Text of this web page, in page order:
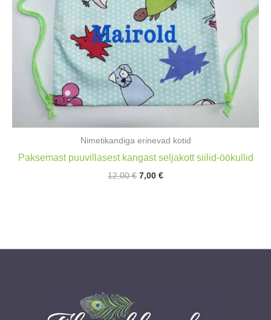
Nimetikandiga erinevad kotid
Paksemast puuvillasest kangast seljakott siilid-öökullid
12,00€ Algne
7,00 €Praegune